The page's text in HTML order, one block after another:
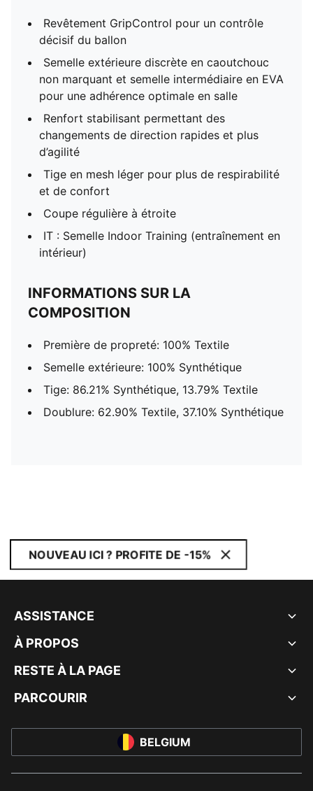
Revêtement GripControl pour un contrôle
décisif du ballon
Semelle extérieure discrète en caoutchouc
non marquant et semelle intermédiaire en EVA
pour une adhérence optimale en salle
Renfort stabilisant permettant des
changements de direction rapides et plus
d’agilité
Tige en mesh léger pour plus de respirabilité
et de confort
Coupe régulière à étroite
IT : Semelle Indoor Training (entraînement en
intérieur)
INFORMATIONS SUR LA
COMPOSITION
Première de propreté: 100% Textile
Semelle extérieure: 100% Synthétique
Tige: 86.21% Synthétique, 13.79% Textile
Doublure: 62.90% Textile, 37.10% Synthétique
NOUVEAU ICI ? PROFITE DE -15%
ASSISTANCE
À PROPOS
RESTE À LA PAGE
PARCOURIR
BELGIUM